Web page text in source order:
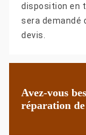
disposition en
sera demandé
devis.
Avez-vous
réparation de